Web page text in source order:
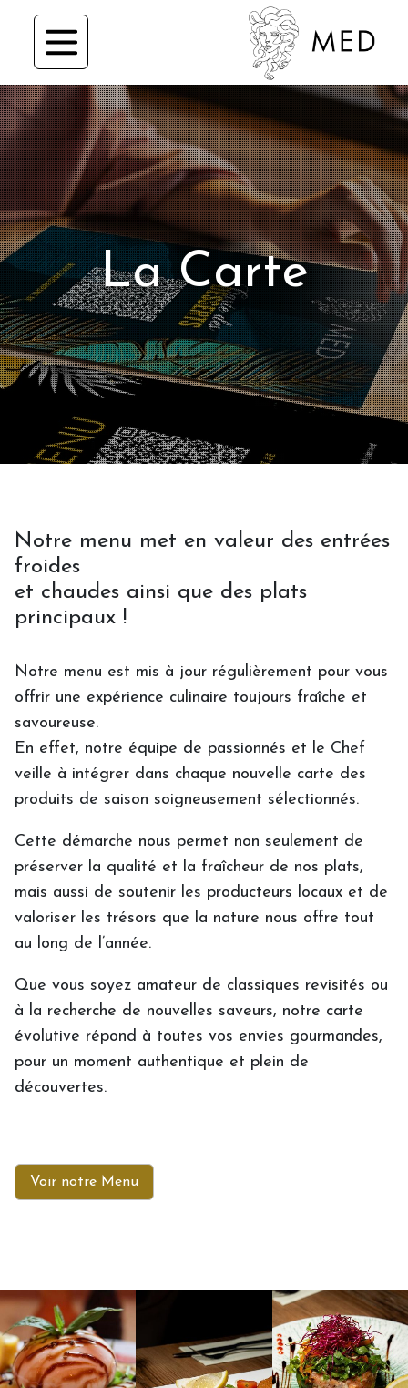
La Carte
Notre menu met en valeur des entrées
froides
et chaudes ainsi que des plats
principaux !
Notre menu est mis à jour régulièrement pour vous
offrir une expérience culinaire toujours fraîche et
savoureuse.
En effet, notre équipe de passionnés et le Chef
veille à intégrer dans chaque nouvelle carte des
produits de saison soigneusement sélectionnés.
Cette démarche nous permet non seulement de
préserver la qualité et la fraîcheur de nos plats,
mais aussi de soutenir les producteurs locaux et de
valoriser les trésors que la nature nous offre tout
au long de l’année.
Que vous soyez amateur de classiques revisités ou
à la recherche de nouvelles saveurs, notre carte
évolutive répond à toutes vos envies gourmandes,
pour un moment authentique et plein de
découvertes.
Voir notre Menu